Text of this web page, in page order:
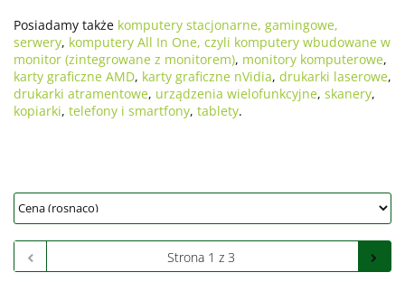
Posiadamy także komputery stacjonarne, gamingowe,
serwery, komputery All In One, czyli komputery wbudowane w
monitor (zintegrowane z monitorem), monitory komputerowe,
karty graficzne AMD, karty graficzne nVidia, drukarki laserowe,
drukarki atramentowe, urządzenia wielofunkcyjne, skanery,
kopiarki, telefony i smartfony, tablety.